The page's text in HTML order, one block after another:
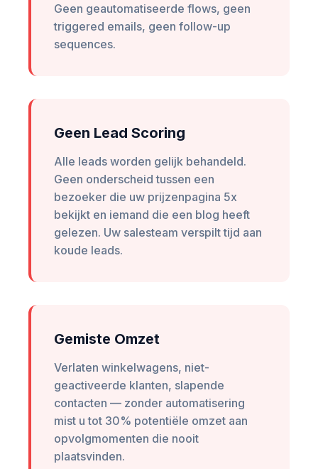
Geen geautomatiseerde flows, geen
triggered emails, geen follow-up
sequences.
Geen Lead Scoring
Alle leads worden gelijk behandeld.
Geen onderscheid tussen een
bezoeker die uw prijzenpagina 5x
bekijkt en iemand die een blog heeft
gelezen. Uw salesteam verspilt tijd aan
koude leads.
Gemiste Omzet
Verlaten winkelwagens, niet-
geactiveerde klanten, slapende
contacten — zonder automatisering
mist u tot 30% potentiële omzet aan
opvolgmomenten die nooit
plaatsvinden.